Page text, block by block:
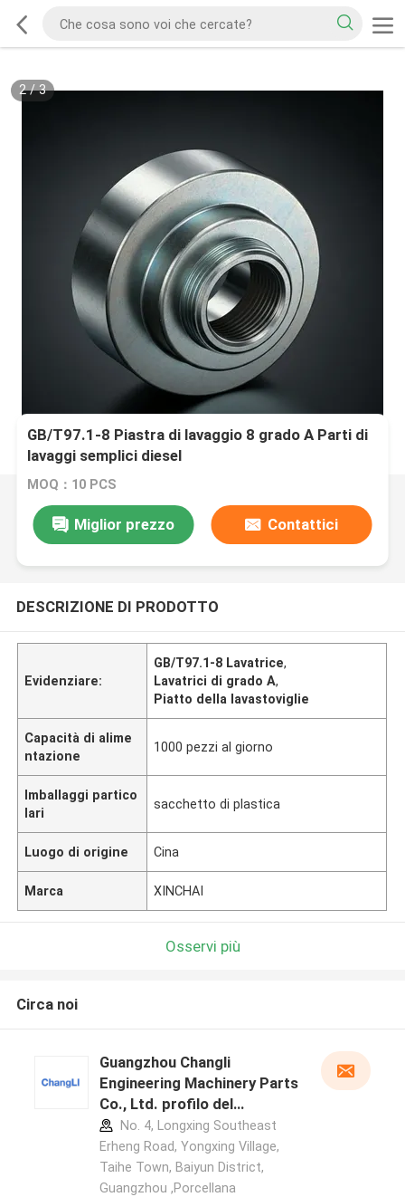
2/3
GB/T97.1-8 Piastra di lavaggio 8 grado A Parti di
lavaggi semplici diesel
MOQ：10 PCS
Miglior prezzo Contattici
DESCRIZIONE DI PRODOTTO
Evidenziare:
GB/T97.1-8 Lavatrice,
Lavatrici di grado A,
Piatto della lavastoviglie
Capacità di alime
ntazione
1000 pezzi al giorno
Imballaggi partico
lari
sacchetto di plastica
Luogo di origine Cina
Marca XINCHAI
Osservi più
Circa noi
Guangzhou Changli
Engineering Machinery Parts
Co., Ltd. profilo del
produttore
No. 4, Longxing Southeast
Erheng Road, Yongxing Village,
Taihe Town, Baiyun District,
Guangzhou ,Porcellana